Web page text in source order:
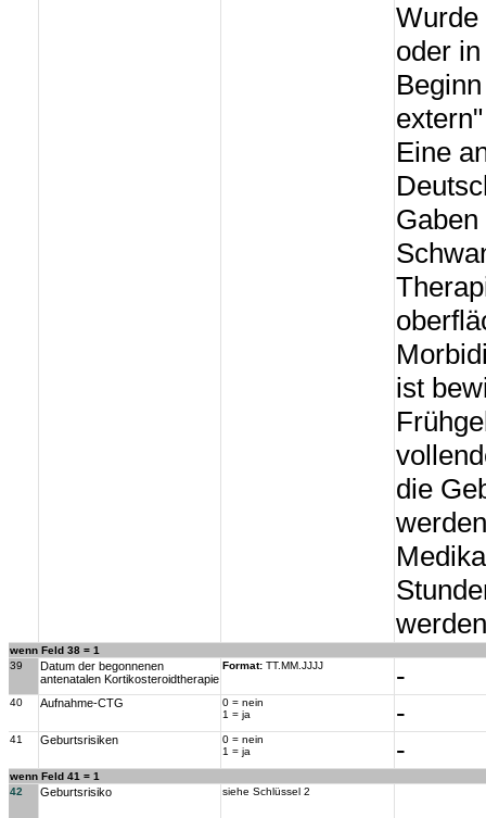
Wurde
oder
Eine
ist
die
wenn Feld 38 = 1
39
Datum der begonnenen
antenatalen Kortikosteroidtherapie
Format: TT.MM.JJJJ -
40 Aufnahme-CTG
0 = nein
1 = ja
-
41 Geburtsrisiken
0 = nein
1 = ja
-
wenn Feld 41 = 1
42
Geburtsrisiko siehe Schlüssel 2